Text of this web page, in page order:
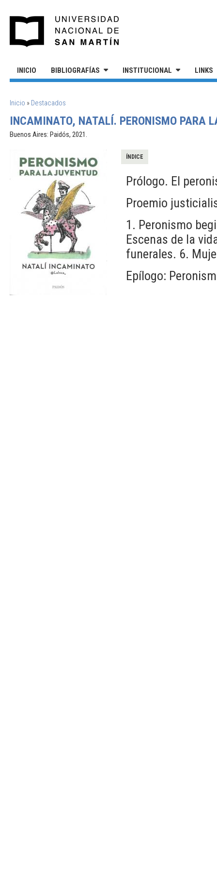
INICIO BIBLIOGRAFÍAS INSTITUCIONAL LINKS
SE ENCUENTRA USTED AQUÍ
Inicio » Destacados
INCAMINATO, NATALÍ. PERONISMO PARA
Buenos Aires: Paidós, 2021.
ÍNDICE
Prólogo. El
Proemio
1. Peronismo
Escenas de la
funerales. 6.
Epílogo: